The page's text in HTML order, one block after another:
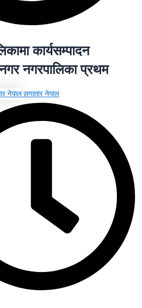
कार्यसम्पादन
नगरपालिका प्रथम
लगातार नेपाल